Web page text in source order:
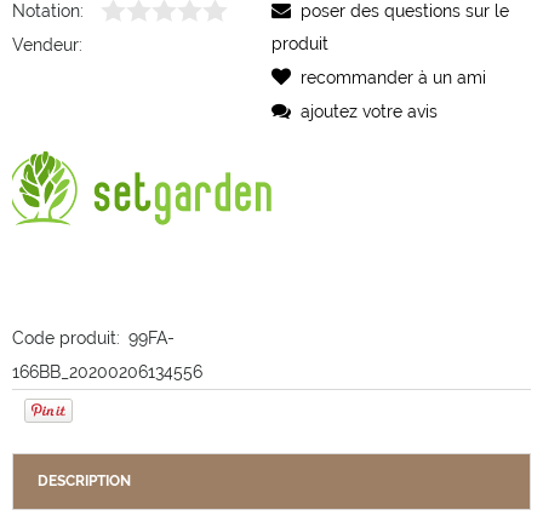
Notation:
Vendeur:
Code produit: 99FA-
166BB_20200206134556
poser des questions sur le
produit
recommander à un ami
ajoutez votre avis
DESCRIPTION